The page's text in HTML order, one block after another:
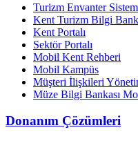
Turizm Envanter
Kent Turizm Bilgi
Kent Portalı
Sektör Portalı
Mobil Kent Rehberi
Mobil Kampüs
Müşteri İlişkileri
Müze Bilgi Bankası
Donanım Çözümleri